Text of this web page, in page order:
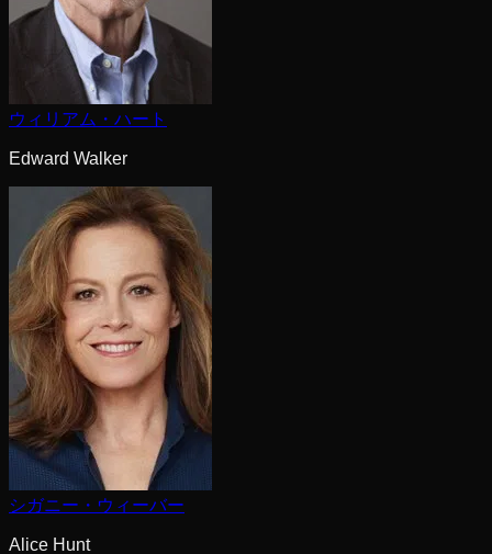
ウィリアム・ハート
Edward Walker
シガニー・ウィーバー
Alice Hunt